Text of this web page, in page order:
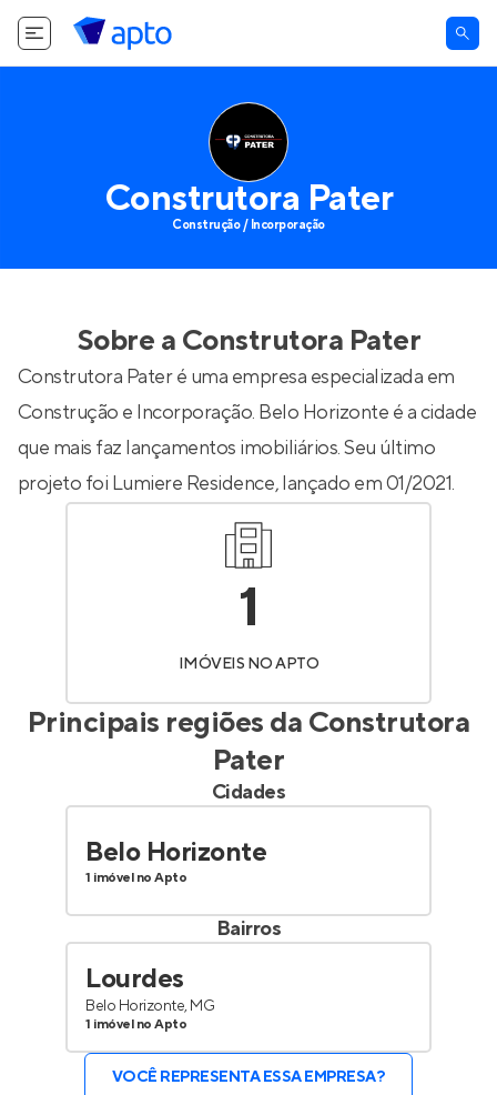
Construtora Pater
Construção / Incorporação
Sobre a Construtora Pater
Construtora Pater é uma empresa especializada em
Construção e Incorporação. Belo Horizonte é a cidade
que mais faz lançamentos imobiliários. Seu último
projeto foi Lumiere Residence, lançado em 01/2021.
1
IMÓVEIS NO APTO
Principais regiões da Construtora
Pater
Cidades
Belo Horizonte
1 imóvel no Apto
Bairros
Lourdes
Belo Horizonte, MG
1 imóvel no Apto
VOCÊ REPRESENTA ESSA EMPRESA?